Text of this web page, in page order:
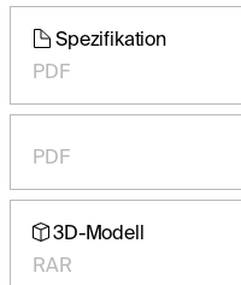
Spezifikation
PDF
PDF
3D-Modell
RAR